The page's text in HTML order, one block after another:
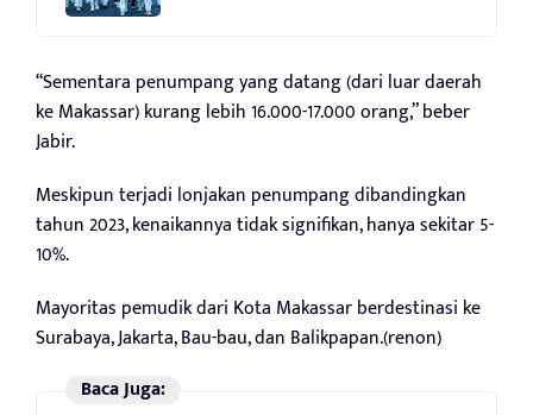
“Sementara penumpang yang datang (dari luar daerah
ke Makassar) kurang lebih 16.000-17.000 orang,” beber
Jabir.
Meskipun terjadi lonjakan penumpang dibandingkan
tahun 2023, kenaikannya tidak signifikan, hanya sekitar 5-
10%.
Mayoritas pemudik dari Kota Makassar berdestinasi ke
Surabaya, Jakarta, Bau-bau, dan Balikpapan.(renon)
Baca Juga: